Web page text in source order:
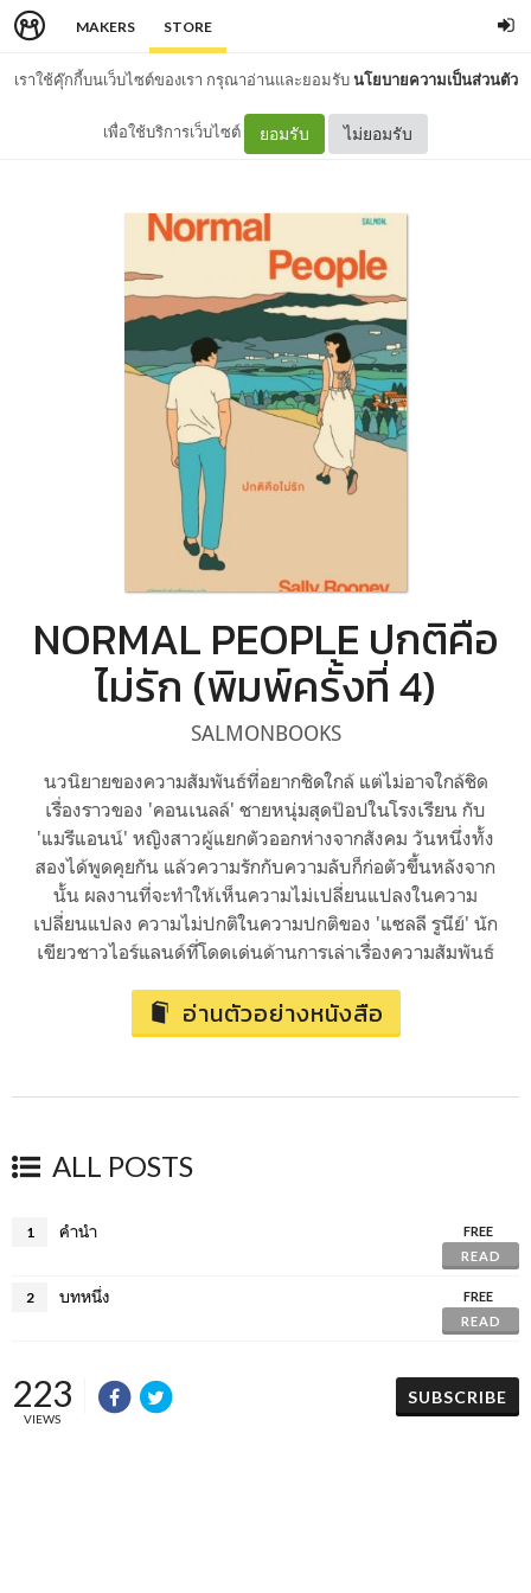
MAKERS STORE
เราใช้คุ๊กกี้บนเว็บไซต์ของเรา กรุณาอ่านและยอมรับนโยบายความเป็นส่วนตัว
เพื่อใช้บริการเว็บไซต์ ยอมรับ ไม่ยอมรับ
NORMAL PEOPLE ปกติคือ
ไม่รัก (พิมพ์ครั้งที่ 4)
SALMONBOOKS
นวนิยายของความสัมพันธ์ที่อยากชิดใกล้ แต่ไม่อาจใกล้ชิด
เรื่องราวของ 'คอนเนลล์' ชายหนุ่มสุดป๊อปในโรงเรียน กับ
'แมรีแอนน์' หญิงสาวผู้แยกตัวออกห่างจากสังคม วันหนึ่งทั้ง
สองได้พูดคุยกัน แล้วความรักกับความลับก็ก่อตัวขึ้นหลังจาก
นั้น ผลงานที่จะทำให้เห็นความไม่เปลี่ยนแปลงในความ
เปลี่ยนแปลง ความไม่ปกติในความปกติของ 'แซลลี รูนีย์' นัก
เขียวชาวไอร์แลนด์ที่โดดเด่นด้านการเล่าเรื่องความสัมพันธ์
อ่านตัวอย่างหนังสือ
ALL POSTS
1 คำนำ
FREE
READ
2 บทหนึ่ง
FREE
READ
223
VIEWS
SUBSCRIBE